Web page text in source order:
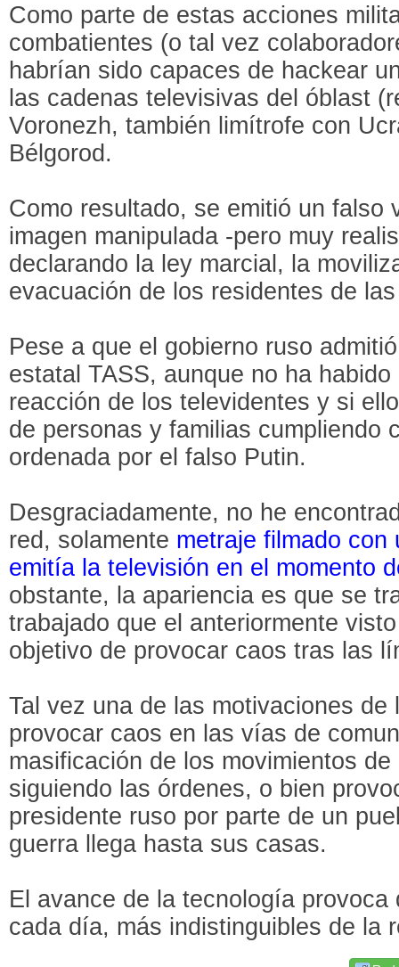
Como parte de estas acciones
combatientes (o tal vez
habrían sido capaces de hackear
las cadenas televisivas del óblast
Voronezh, también limítrofe con
Bélgorod.
Como resultado, se emitió un falso
imagen manipulada -pero muy
declarando la ley marcial, la
evacuación de los residentes de
Pese a que el gobierno ruso
estatal TASS, aunque no ha
reacción de los televidentes y si
de personas y familias cumpliendo
ordenada por el falso Putin.
Desgraciadamente, no he
red, solamente metraje filmado con
emitía la televisión en el momento
obstante, la apariencia es que se
trabajado que el anteriormente
objetivo de provocar caos tras las
Tal vez una de las motivaciones
provocar caos en las vías de
masificación de los movimientos
siguiendo las órdenes, o bien
presidente ruso por parte de un
guerra llega hasta sus casas.
El avance de la tecnología
cada día, más indistinguibles de la